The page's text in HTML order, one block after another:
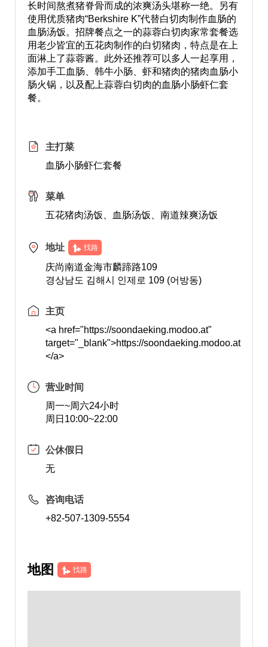
长时间熬煮猪脊骨而成的浓爽汤头堪称一绝。另有
使用优质猪肉“Berkshire K”代替白切肉制作血肠的
血肠汤饭。招牌餐点之一的蒜蓉白切肉家常套餐选
用老少皆宜的五花肉制作的白切猪肉，特点是在上
面淋上了蒜蓉酱。此外还推荐可以多人一起享用，
添加手工血肠、韩牛小肠、虾和猪肉的猪肉血肠小
肠火锅，以及配上蒜蓉白切肉的血肠小肠虾仁套
餐。
主打菜
血肠小肠虾仁套餐
菜单
五花猪肉汤饭、血肠汤饭、南道辣爽汤饭
地址 找路
庆尚南道金海市麟蹄路109
경상남도 김해시 인제로 109 (어방동)
主页
<a href="https://soondaeking.modoo.at"
target="_blank">https://soondaeking.modoo.at
</a>
营业时间
周一~周六24小时
周日10:00~22:00
公休假日
无
咨询电话
+82-507-1309-5554
地图 找路